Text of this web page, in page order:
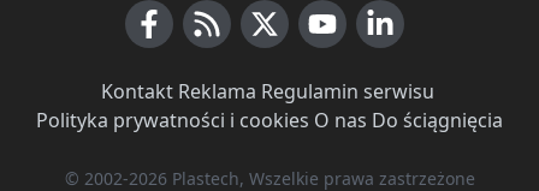
Kontakt· Reklama Regulamin serwisu
Polityka prywatności i cookies O nas Do ściągnięcia
© 2002-2026 Plastech, Wszelkie prawa zastrzeżone